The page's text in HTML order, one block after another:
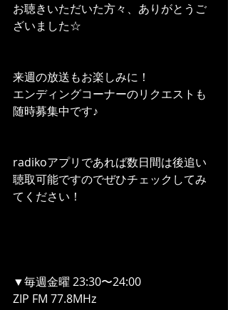
お聴きいただいた方々、ありがとうご
ざいました☆
来週の放送もお楽しみに！
エンディングコーナーのリクエストも
随時募集中です♪
radikoアプリであれば数日間は後追い
聴取可能ですのでぜひチェックしてみ
てください！
▼毎週金曜 23:30〜24:00
ZIP FM 77.8MHz